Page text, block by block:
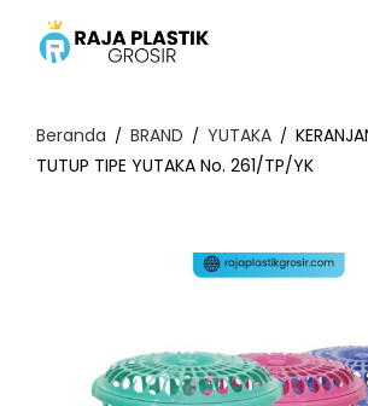
Beranda / BRAND / YUTAKA /
TUTUP TIPE YUTAKA No. 261/TP/YK